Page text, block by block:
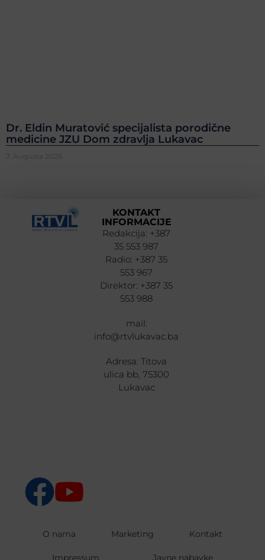
Dr. Eldin Muratović specijalista porodične
medicine JZU Dom zdravlja Lukavac
7. Augusta 2026.
KONTAKT
INFORMACIJE
Redakcija: +387
35 553 987
Radio: +387 35
553 967
Direktor: +387 35
553 988
mail:
info@rtvlukavac.ba
Adresa: Titova
ulica bb, 75300
Lukavac
O nama Marketing Kontakt
Impressum Javne nabavke